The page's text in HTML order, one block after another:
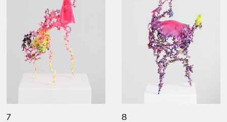
7 8